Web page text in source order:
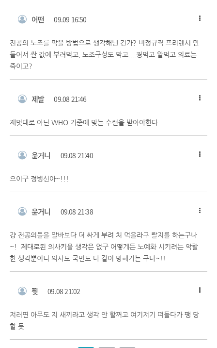
어떤 09.09 16:50
전공의 노조를 막을 방법으로 생각해낸 건가? 비정규직 프리랜서 만
들어서 싼 값에 부려먹고, 노조구성도 막고....꿩먹고 알먹고 의료는
죽이고?
제발 09.08 21:46
제멋대로 아닌 WHO 기준에 맞는 수련을 받아야한다
윤거니 09.08 21:40
으이구 정병신아~!!!
윤거니 09.08 21:38
걍 전공의들을 알바보다 더 싸게 부려 처 먹을라구 랄지를 하는구나
~! 제대로된 의사키울 생각은 없구 어떻게든 노예화 시키려는 악랄
한 생각뿐이니 의사도 국민도 다 같이 망해가는 구나~!!
찢 09.08 21:02
저러면 아무도 지 새끼라고 생각 안 할꺼고 여기저기 떠돌다가 팽 당
할 듯